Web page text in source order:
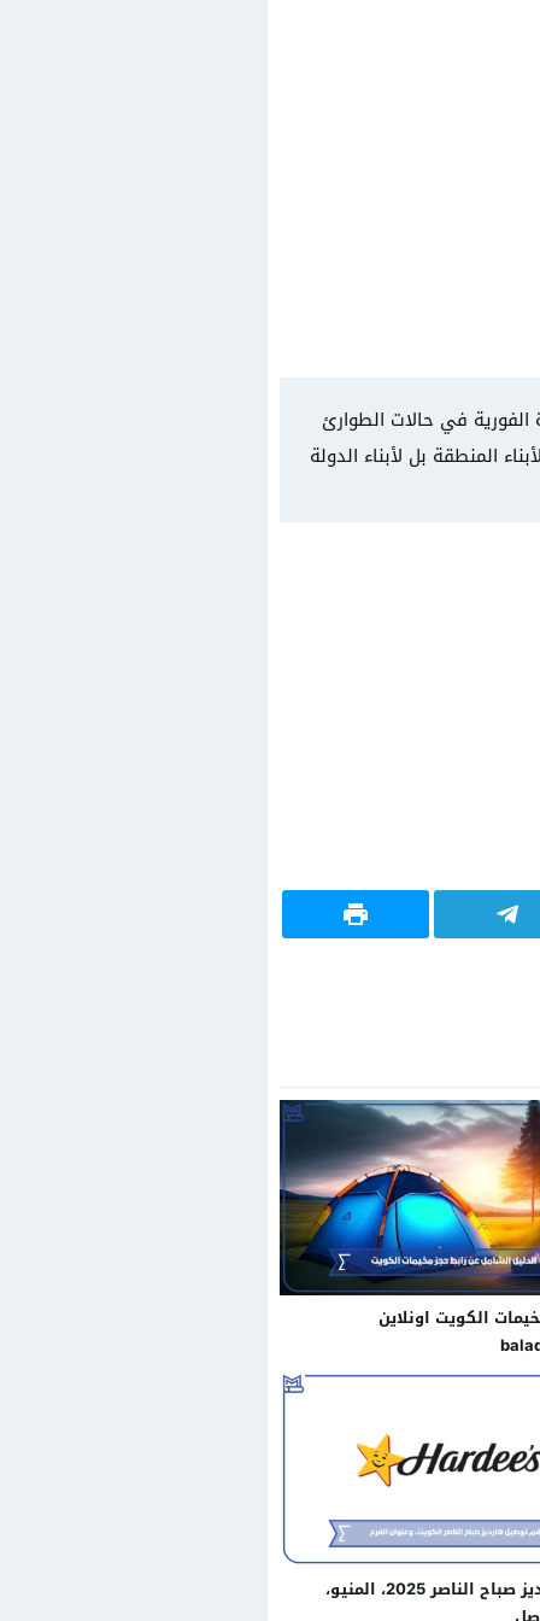
في حالات الطوارئ
المنطقة بل لأبناء الدولة
الكويت اونلاين
عنوان هارديز صباح الناصر 2025، المنيو،